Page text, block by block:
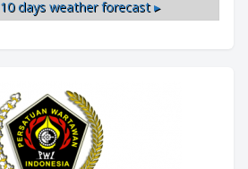
10 days weather forecast ▸